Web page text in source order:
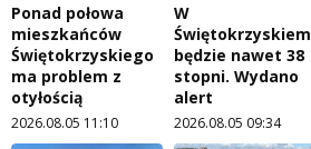
Ponad połowa
mieszkańców
Świętokrzyskiego
ma problem z
otyłością
2026.08.05 11:10
W
Świętokrzyskiem
będzie nawet 38
stopni. Wydano
alert
2026.08.05 09:34